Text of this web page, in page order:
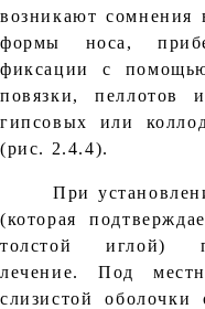
возникают сомнения
формы носа,
фиксации с
повязки, пеллотов
гипсовых или
(рис. 2.4.4).
При
(которая
толстой иглой)
лечение. Под
слизистой